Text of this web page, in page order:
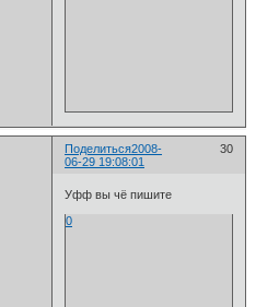
Поделиться 30
2008-
06-29 19:08:01
Уфф вы чё пишите
0